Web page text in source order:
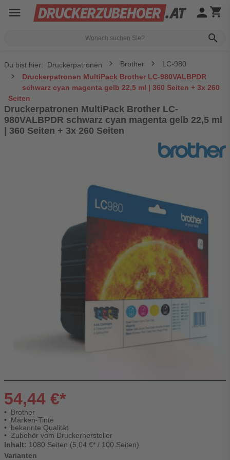
menu
search
person shopping_cart
Du bist hier: Druckerpatronen Brother
LC-980
Druckerpatronen MultiPack Brother LC-980VALBPDR
schwarz cyan magenta gelb 22,5 ml | 360 Seiten + 3x 260
Seiten
Druckerpatronen MultiPack Brother LC-
980VALBPDR schwarz cyan magenta gelb 22,5 ml
| 360 Seiten + 3x 260 Seiten
54,44 €*
Brother
Marken-Tinte
bekannte Qualität
Zubehör vom Druckerhersteller
Inhalt: 1080 Seiten (5,04 €* / 100 Seiten)
Varianten